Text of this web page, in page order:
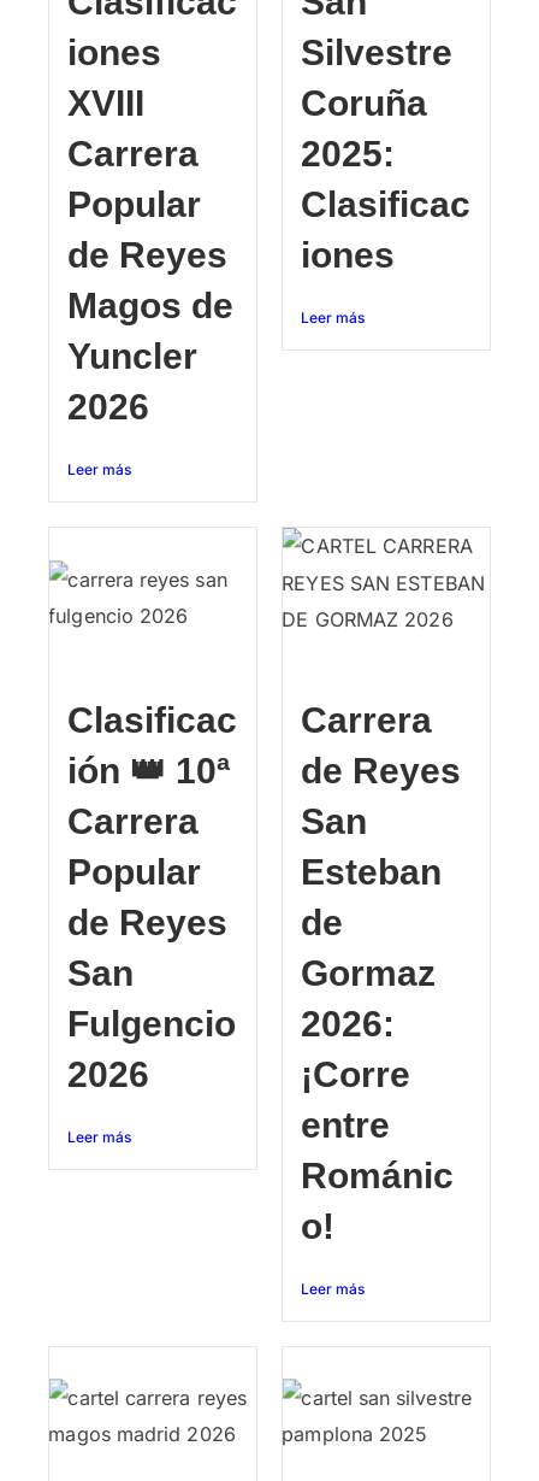
iones
XVIII
Carrera
Popular
de Reyes
Magos de
Yuncler
2026
Leer más
Silvestre
Coruña
2025:
Clasificac
iones
Leer más
Clasificac
ión 👑 10ª
Carrera
Popular
de Reyes
San
Fulgencio
2026
Leer más
Carrera
de Reyes
San
Esteban
de
Gormaz
2026:
¡Corre
entre
Románic
o!
Leer más